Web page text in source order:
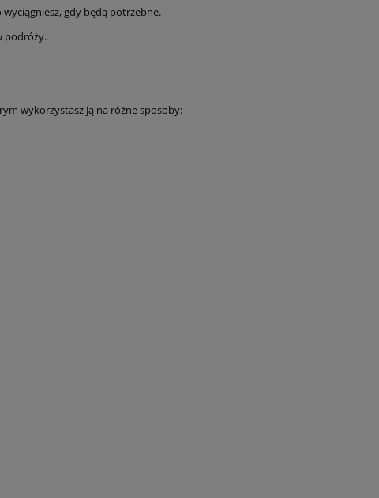
wyciągniesz, gdy będą potrzebne.
podróży.
wykorzystasz ją na różne sposoby: